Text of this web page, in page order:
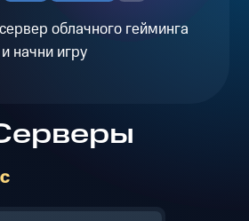
облачного гейминга
начни игру